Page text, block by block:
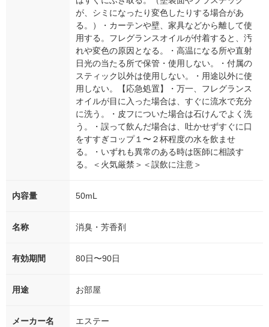
が、シミになったり変色したりする場合があ
る。）・カーテンや壁、家具などから離して使
用する。フレグランスオイルが付着すると、汚
れや変色の原因となる。・高温になる所や直射
日光の当たる所で保管・使用しない。・付属の
スティック以外は使用しない。・用途以外に使
用しない。【応急処置】・万一、フレグランス
オイルが目に入った場合は、すぐに流水で充分
に洗う。・皮フについた場合は石けんでよく洗
う。・誤って飲んだ場合は、吐かせずすぐに口
をすすぎコップ１〜２杯程度の水を飲ませ
る。・いずれも異常のある時は医師に相談す
る。＜火気厳禁＞＜誤飲に注意＞
内容量 50mL
名称 消臭・芳香剤
有効期間 80日〜90日
用途 お部屋
メーカー名 エステー